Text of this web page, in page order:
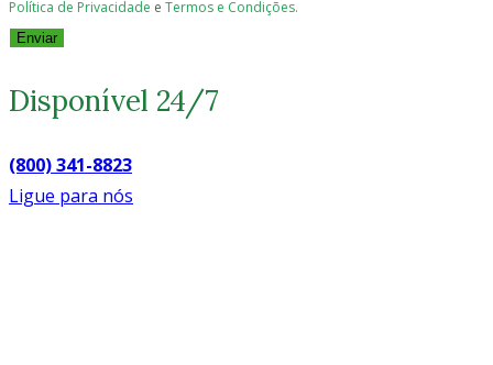
Política de Privacidade e Termos e Condições.
Enviar
Disponível 24/7
(800) 341-8823
Ligue para nós